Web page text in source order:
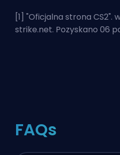
[1] "Oficjalna strona CS2".
strike.net. Pozyskano 06
FAQs